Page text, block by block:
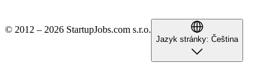
© 2012 – 2026 StartupJobs.com s.r.o.
Jazyk stránky: Čeština